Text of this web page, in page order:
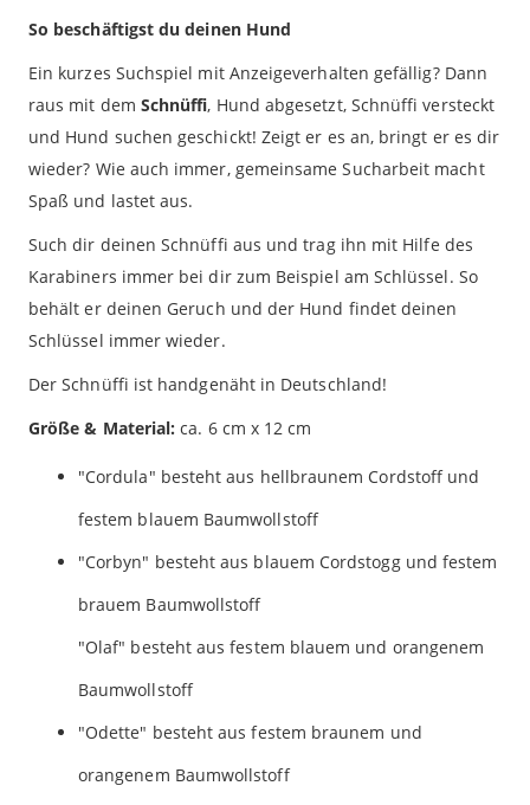
So beschäftigst du deinen Hund
Ein kurzes Suchspiel mit Anzeigeverhalten gefällig? Dann
raus mit dem Schnüffi, Hund abgesetzt, Schnüffi versteckt
und Hund suchen geschickt! Zeigt er es an, bringt er es dir
wieder? Wie auch immer, gemeinsame Sucharbeit macht
Spaß und lastet aus.
Such dir deinen Schnüffi aus und trag ihn mit Hilfe des
Karabiners immer bei dir zum Beispiel am Schlüssel. So
behält er deinen Geruch und der Hund findet deinen
Schlüssel immer wieder.
Der Schnüffi ist handgenäht in Deutschland!
Größe & Material:ca. 6 cm x 12 cm
"Cordula" besteht aus hellbraunem Cordstoff und
festem blauem Baumwollstoff
"Corbyn" besteht aus blauem Cordstogg und festem
brauem Baumwollstoff
"Olaf" besteht aus festem blauem und orangenem
Baumwollstoff
"Odette" besteht aus festem braunem und
orangenem Baumwollstoff